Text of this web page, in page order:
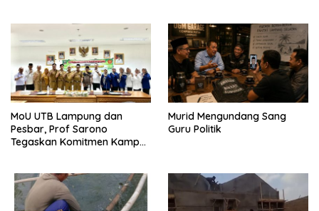
MoU UTB Lampung dan
Pesbar, Prof Sarono
Tegaskan Komitmen Kampus
Murid Mengundang Sang
Guru Politik